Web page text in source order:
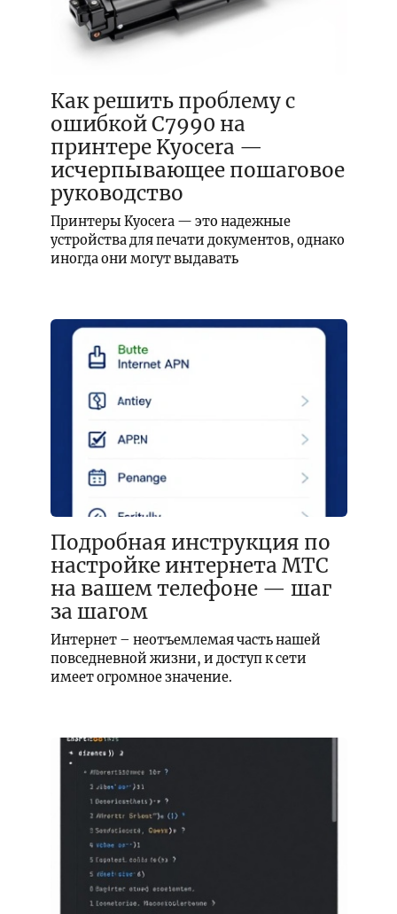
Как решить проблему с
ошибкой C7990 на
принтере Kyocera —
исчерпывающее пошаговое
руководство
Принтеры Kyocera — это надежные
устройства для печати документов, однако
иногда они могут выдавать
Подробная инструкция по
настройке интернета МТС
на вашем телефоне — шаг
за шагом
Интернет – неотъемлемая часть нашей
повседневной жизни, и доступ к сети
имеет огромное значение.